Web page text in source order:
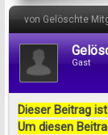
von Gelöschte
Gast
Dieser Beitrag
Um diesen